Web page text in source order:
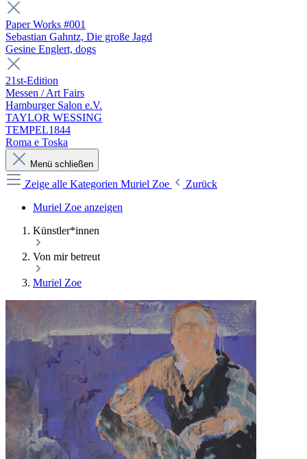
Paper Works #001
Sebastian Gahntz, Die große Jagd
Gesine Englert, dogs
21st-Edition
Messen / Art Fairs
Hamburger Salon e.V.
TAYLOR WESSING
TEMPEL1844
Roma e Toska
Menü schließen
Zeige alle Kategorien Muriel Zoe
Zurück
Muriel Zoe anzeigen
Künstler*innen
Von mir betreut
Muriel Zoe